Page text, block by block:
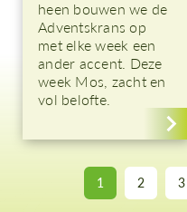
heen bouwen we de
Adventskrans op
met elke week een
ander accent. Deze
week Mos, zacht en
vol belofte.
1 2 3